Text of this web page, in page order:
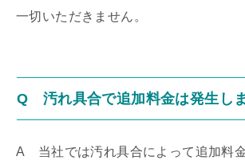
一切いただきません。
Q 汚れ具合で追加料金は発生し
A
当社では汚れ具合によって追加料